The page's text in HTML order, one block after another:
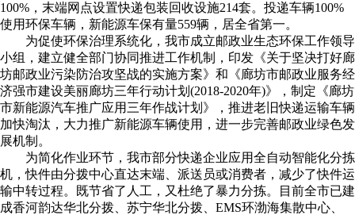
100%，末端网点设置快递包装回收设施214套。投递车辆100%
使用环保车辆，新能源车保有量559辆，居全省第一。
为促使环保治理系统化，我市成立邮政业生态环保工作领导
小组，建立健全部门协同推进工作机制，印发《关于坚决打好廊
坊邮政业污染防治攻坚战的实施方案》和《廊坊市邮政业服务经
济强市建设美丽廊坊三年行动计划(2018-2020年)》，制定《廊坊
市新能源汽车推广应用三年作战计划》，推进老旧快递运输车辆
加快淘汰，大力推广新能源车辆使用，进一步完善邮政业绿色发
展机制。
为简化作业环节，我市部分快递企业应用全自动智能化分拣
机，快件由分拨中心直达末端、派送员或消费者，减少了快件运
输中转过程。既节省了人工，又杜绝了暴力分拣。目前全市已建
成香河韵达华北分拨、苏宁华北分拨、EMS环渤海集散中心、